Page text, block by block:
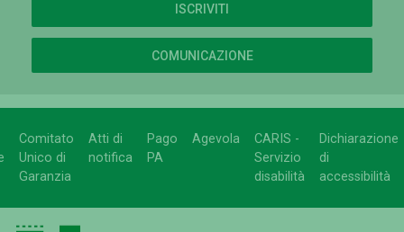
ISCRIVITI
COMUNICAZIONE
Comitato
Unico di
Garanzia
Atti di
notifica
Pago
PA
Agevola
CARIS -
Servizio
disabilità
Dichiarazione
di
accessibilità